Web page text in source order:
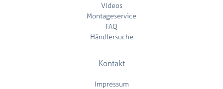
Videos
Montageservice
FAQ
Händlersuche
Kontakt
Impressum